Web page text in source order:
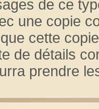
de ce
une copie
cette
de détails
prendre